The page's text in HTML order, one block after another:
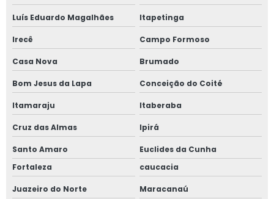
Luís Eduardo Magalhães Itapetinga
Irecê Campo Formoso
Casa Nova Brumado
Bom Jesus da Lapa Conceição do Coité
Itamaraju Itaberaba
Cruz das Almas Ipirá
Santo Amaro
Euclides da Cunha
Fortaleza
caucacia
Juazeiro do Norte Maracanaú